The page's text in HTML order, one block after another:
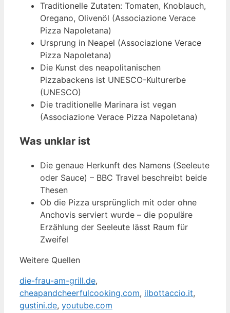
Traditionelle Zutaten: Tomaten, Knoblauch,
Oregano, Olivenöl (Associazione Verace
Pizza Napoletana)
Ursprung in Neapel (Associazione Verace
Pizza Napoletana)
Die Kunst des neapolitanischen
Pizzabackens ist UNESCO-Kulturerbe
(UNESCO)
Die traditionelle Marinara ist vegan
(Associazione Verace Pizza Napoletana)
Was unklar ist
Die genaue Herkunft des Namens (Seeleute
oder Sauce) – BBC Travel beschreibt beide
Thesen
Ob die Pizza ursprünglich mit oder ohne
Anchovis serviert wurde – die populäre
Erzählung der Seeleute lässt Raum für
Zweifel
Weitere Quellen
die-frau-am-grill.de,
cheapandcheerfulcooking.com, ilbottaccio.it,
gustini.de, youtube.com